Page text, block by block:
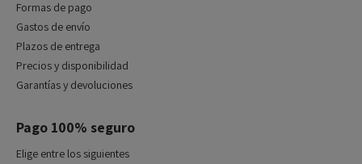
Formas de pago
Gastos de envío
Plazos de entrega
Precios y disponibilidad
Garantías y devoluciones
Pago 100% seguro
Elige entre los siguientes